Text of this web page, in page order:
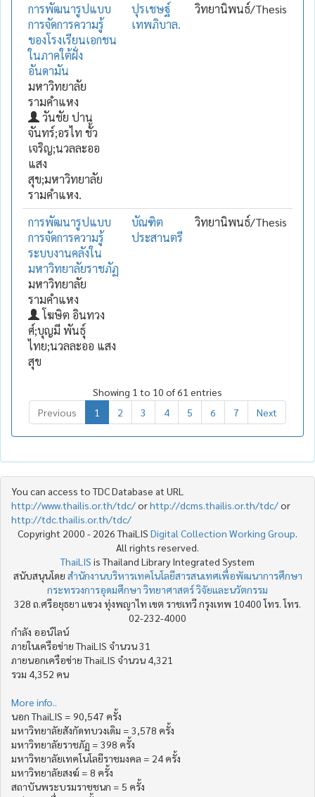
การพัฒนารูปแบบ
การจัดการความรู้
ของโรงเรียนเอกชน
ในภาคใต้ฝั่ง
อันดามัน
มหาวิทยาลัย
รามคำแหง
วันชัย ปาน
จันทร์;อรไท ชั้ว
เจริญ;นวลละออ
แสง
สุข;มหาวิทยาลัย
รามคำแหง.
ปุรเชษฐ์
เทพภิบาล.
วิทยานิพนธ์/Thesis
การพัฒนารูปแบบ
การจัดการความรู้
ระบบงานคลังใน
มหาวิทยาลัยราชภัฏ
มหาวิทยาลัย
รามคำแหง
โฆษิต อินทวง
ศ์;บุญมี พันธุ์
ไทย;นวลละออ แสง
สุข
บัณฑิต
ประสานตรี
วิทยานิพนธ์/Thesis
Showing 1 to 10 of 61 entries
Previous
1 2 3 4 5 6 7 Next
You can access to TDC Database at URL
http://www.thailis.or.th/tdc/orhttp://dcms.thailis.or.th/tdc/or
http://tdc.thailis.or.th/tdc/
Copyright 2000 - 2026 ThaiLIS Digital Collection Working Group
All rights reserved.
ThaiLIS is Thailand Library Integrated System
สนับสนุนโดย สำนักงานบริหารเทคโนโลยีสารสนเทศเพื่อพัฒนาการศึกษา
กระทรวงการอุดมศึกษา วิทยาศาสตร์ วิจัยและนวัตกรรม
328 ถ.ศรีอยุธยา แขวง ทุ่งพญาไท เขต ราชเทวี กรุงเทพ 10400 โทร. โทร.
02-232-4000
กำลัง ออน์ไลน์
ภายในเครือข่าย ThaiLIS จำนวน 31
ภายนอกเครือข่าย ThaiLIS จำนวน 4,321
รวม 4,352 คน
More info..
นอก ThaiLIS = 90,547 ครั้ง
มหาวิทยาลัยสังกัดทบวงเดิม = 3,578 ครั้ง
มหาวิทยาลัยราชภัฏ = 398 ครั้ง
มหาวิทยาลัยเทคโนโลยีราชมงคล = 24 ครั้ง
มหาวิทยาลัยสงฆ์ = 8 ครั้ง
สถาบันพระบรมราชชนก = 5 ครั้ง